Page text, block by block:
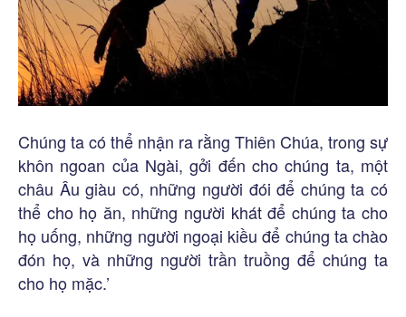
Chúng ta có thể nhận ra rằng Thiên Chúa, trong sự
khôn ngoan của Ngài, gởi đến cho chúng ta, một
châu Âu giàu có, những người đói để chúng ta có
thể cho họ ăn, những người khát để chúng ta cho
họ uống, những người ngoại kiều để chúng ta chào
đón họ, và những người trần truồng để chúng ta
cho họ mặc.’